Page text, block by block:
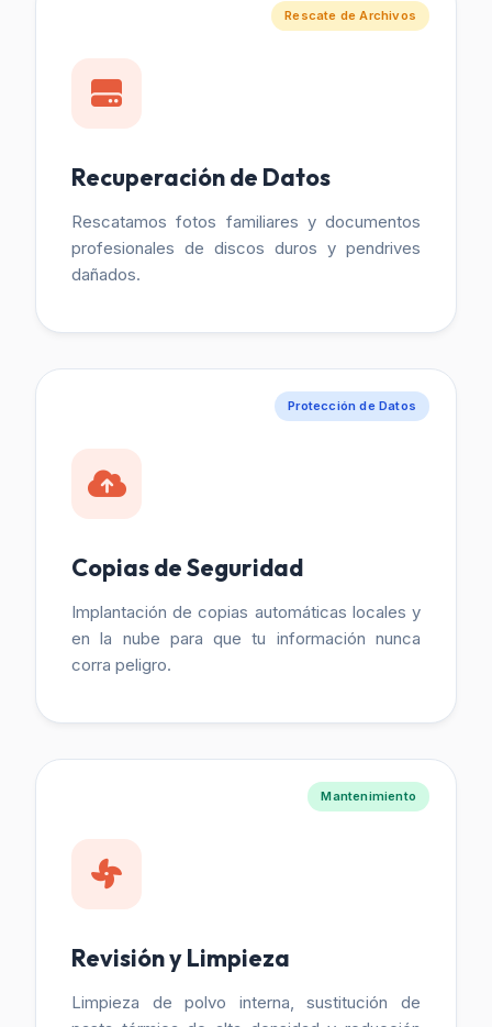
Rescate de Archivos
Recuperación de Datos
Rescatamos fotos familiares y documentos
profesionales de discos duros y pendrives
dañados.
Protección de Datos
Copias de Seguridad
Implantación de copias automáticas locales y
en la nube para que tu información nunca
corra peligro.
Mantenimiento
Revisión y Limpieza
Limpieza de polvo interna, sustitución de